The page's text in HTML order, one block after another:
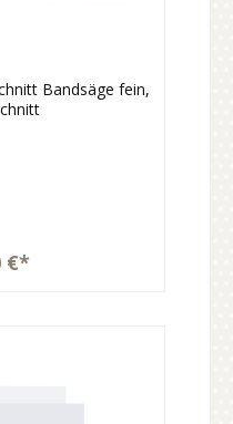
Bandsäge fein,
€*